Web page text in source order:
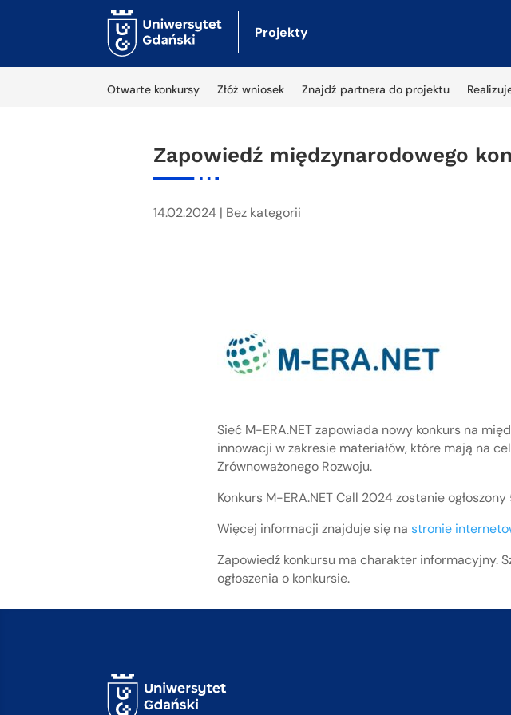
Projekty
Otwarte konkursy Złóż wniosek Znajdź partnera do projektu
Zapowiedź międzynarodowego
14.02.2024 | Bez kategorii
Sieć M-ERA.NET zapowiada nowy konkurs na
innowacji w zakresie materiałów, które mają na
Zrównoważonego Rozwoju.
Konkurs M-ERA.NET Call 2024 zostanie
Więcej informacji znajduje się na stronie
Zapowiedź konkursu ma charakter informacyjny.
ogłoszenia o konkursie.